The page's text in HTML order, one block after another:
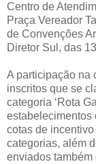
Centro de
Praça Vereador
de Convenções
Diretor Sul, das
A participação na
inscritos que se
categoria ‘Rota
estabelecimentos
cotas de
categorias, além
enviados também